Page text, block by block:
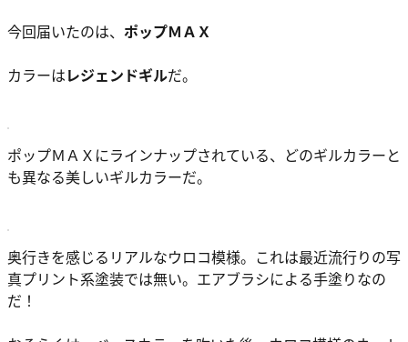
今回届いたのは、 ポップＭＡＸ
カラーはレジェンドギルだ。
ポップＭＡＸにラインナップされている、どのギルカラーと
も異なる美しいギルカラーだ。
奥行きを感じるリアルなウロコ模様。これは最近流行りの写
真プリント系塗装では無い。エアブラシによる手塗りなの
だ！